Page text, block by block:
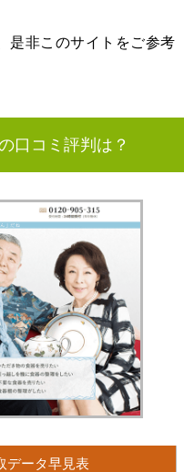
是非このサイトをご参考
口コミ評判は？
データ早見表